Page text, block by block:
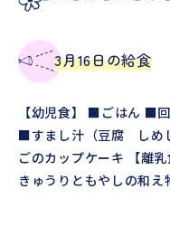
3月16日の給食
【幼児食】 ■ごはん ■
■すまし汁（豆腐 し
ごのカップケーキ 【離
きゅうりともやしの和